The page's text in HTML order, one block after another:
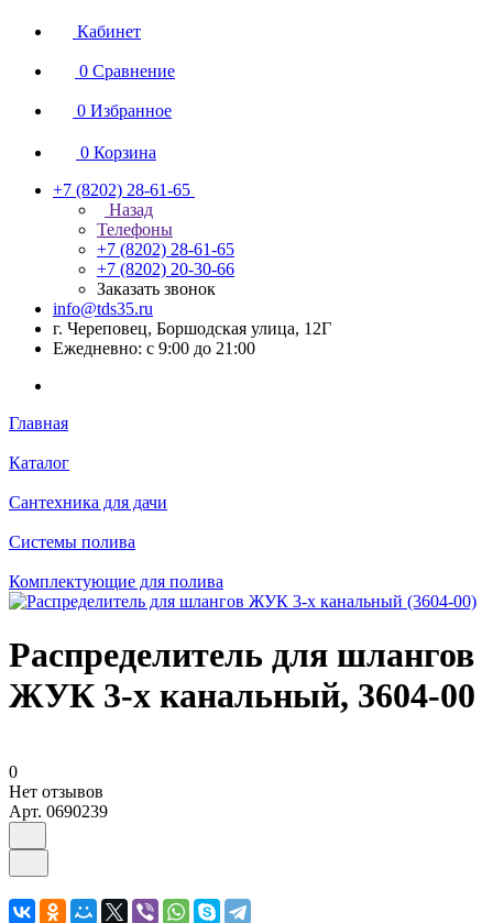
Кабинет
0 Сравнение
0 Избранное
0 Корзина
+7 (8202) 28‑61-65
Назад
Телефоны
+7 (8202) 28‑61-65
+7 (8202) 20‑30-66
Заказать звонок
info@tds35.ru
г. Череповец, Боршодская улица, 12Г
Ежедневно: с 9:00 до 21:00
Главная
Каталог
Сантехника для дачи
Системы полива
Комплектующие для полива
Распределитель для шлангов
ЖУК 3-х канальный, 3604-00
0
Нет отзывов
Арт. 0690239